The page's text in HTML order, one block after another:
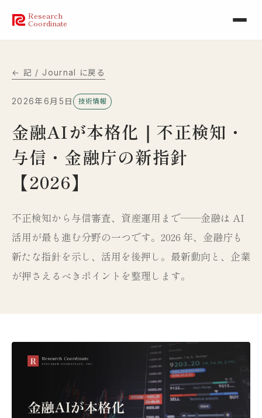
Research
Coordinate
← 記 / Journal に戻る
2026年6月5日 技術情報
金融AIが本格化｜不正検知・
与信・金融庁の新指針
【2026】
不正検知から与信審査、資産運用まで——金融は AI
活用が最も進む分野の一つです。2026 年、金融庁も
新たな指針を示し、活用を後押し。最新動向と、企業
が押さえるべきポイントを整理します。